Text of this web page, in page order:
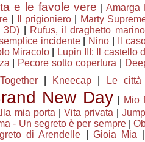
e le favole vere |Amarga
| Il prigioniero|
Marty
3D)
Rufus, il draghetto
incidente| Nino
Il
Miracolo
Lupin III: Il castello
Pecore sotto copertura
Together| Kneecap Le
New Day
Mio
mia porta Vita privata |
- Un segreto è per sempre|
di Arendelle Gioia Mia